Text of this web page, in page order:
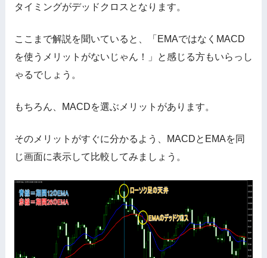
タイミングがデッドクロスとなります。
ここまで解説を聞いていると、「EMAではなくMACD
を使うメリットがないじゃん！」と感じる方もいらっし
ゃるでしょう。
もちろん、MACDを選ぶメリットがあります。
そのメリットがすぐに分かるよう、MACDとEMAを同
じ画面に表示して比較してみましょう。